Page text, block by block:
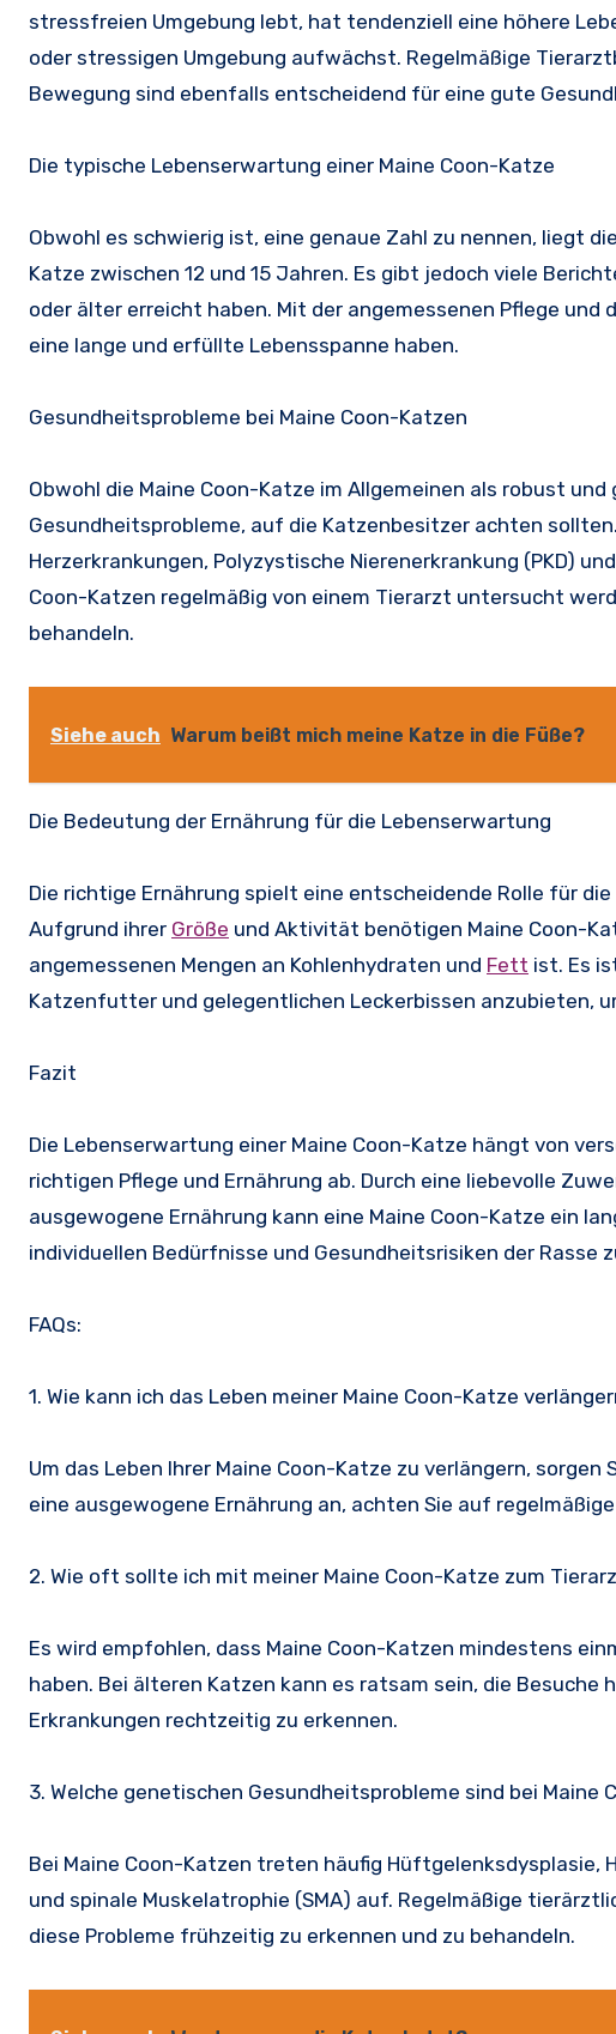
stressfreien Umgebung lebt, hat tendenziell eine höhere
oder stressigen Umgebung aufwächst. Regelmäßige
Bewegung sind ebenfalls entscheidend für eine gute
Die typische Lebenserwartung einer Maine Coon-Katze
Obwohl es schwierig ist, eine genaue Zahl zu nennen, liegt
Katze zwischen 12 und 15 Jahren. Es gibt jedoch viele
oder älter erreicht haben. Mit der angemessenen Pflege und
eine lange und erfüllte Lebensspanne haben.
Gesundheitsprobleme bei Maine Coon-Katzen
Obwohl die Maine Coon-Katze im Allgemeinen als robust
Gesundheitsprobleme, auf die Katzenbesitzer achten
Herzerkrankungen, Polyzystische Nierenerkrankung (PKD)
Coon-Katzen regelmäßig von einem Tierarzt untersucht
behandeln.
Siehe auch Warum beißt mich meine Katze in die Füße?
Die Bedeutung der Ernährung für die Lebenserwartung
Die richtige Ernährung spielt eine entscheidende Rolle für
Aufgrund ihrer Größe und Aktivität benötigen Maine Coon-
angemessenen Mengen an Kohlenhydraten und Fett ist. Es
Katzenfutter und gelegentlichen Leckerbissen anzubieten,
Fazit
Die Lebenserwartung einer Maine Coon-Katze hängt von
richtigen Pflege und Ernährung ab. Durch eine liebevolle
ausgewogene Ernährung kann eine Maine Coon-Katze ein
individuellen Bedürfnisse und Gesundheitsrisiken der Rasse
FAQs:
1. Wie kann ich das Leben meiner Maine Coon-Katze
Um das Leben Ihrer Maine Coon-Katze zu verlängern,
eine ausgewogene Ernährung an, achten Sie auf
2. Wie oft sollte ich mit meiner Maine Coon-Katze zum
Es wird empfohlen, dass Maine Coon-Katzen mindestens
haben. Bei älteren Katzen kann es ratsam sein, die
Erkrankungen rechtzeitig zu erkennen.
3. Welche genetischen Gesundheitsprobleme sind bei Maine
Bei Maine Coon-Katzen treten häufig Hüftgelenksdysplasie,
und spinale Muskelatrophie (SMA) auf. Regelmäßige
diese Probleme frühzeitig zu erkennen und zu behandeln.